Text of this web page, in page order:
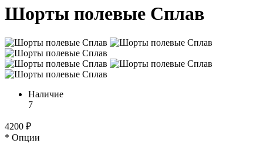
Шорты полевые Сплав
Наличие
7
4200 ₽
* Опции